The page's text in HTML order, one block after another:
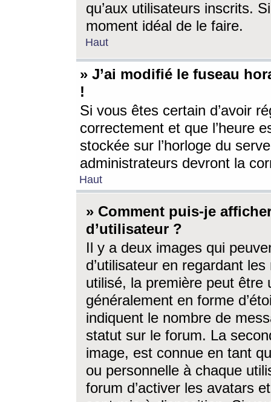
qu’aux utilisateurs inscrits.
moment idéal de le faire.
Haut
» J’ai modifié le fuseau
!
Si vous êtes certain d’avoir
correctement et que l’heure
stockée sur l’horloge du
administrateurs devront la
Haut
» Comment puis-je
d’utilisateur ?
Il y a deux images qui
d’utilisateur en regardant
utilisé, la première peut être
généralement en forme
indiquent le nombre de
statut sur le forum. La
image, est connue en tant
ou personnelle à chaque
forum d’activer les avatars